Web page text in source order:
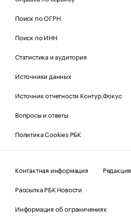
Поиск по ОГРН
Поиск по ИНН
Статистика и аудитория
Источники данных
Источник отчетности Контур.Фокус
Вопросы и ответы
Политика Cookies РБК
Контактная информация
Редакция
Рассылка РБК Новости
Информация об ограничениях